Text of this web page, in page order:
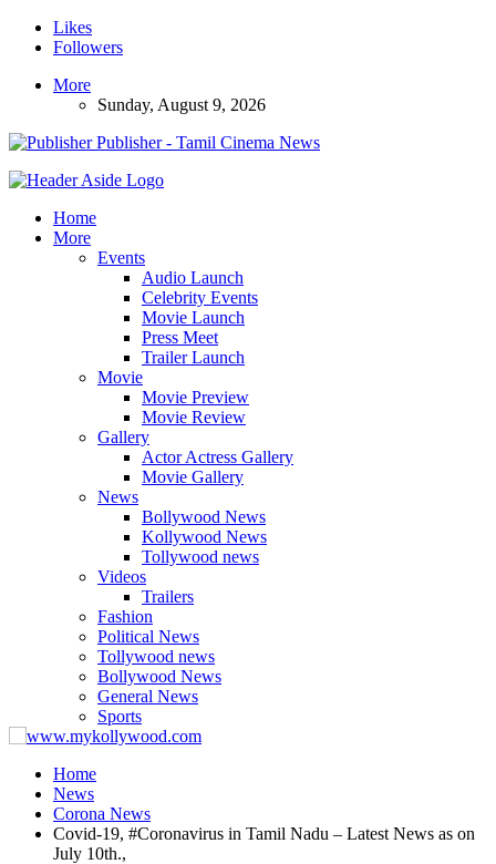
Likes
Followers
More
Sunday, August 9, 2026
Publisher - Tamil Cinema News
Home
More
Events
Audio Launch
Celebrity Events
Movie Launch
Press Meet
Trailer Launch
Movie
Movie Preview
Movie Review
Gallery
Actor Actress Gallery
Movie Gallery
News
Bollywood News
Kollywood News
Tollywood news
Videos
Trailers
Fashion
Political News
Tollywood news
Bollywood News
General News
Sports
Home
News
Corona News
Covid-19, #Coronavirus in Tamil Nadu – Latest News as on
July 10th.,